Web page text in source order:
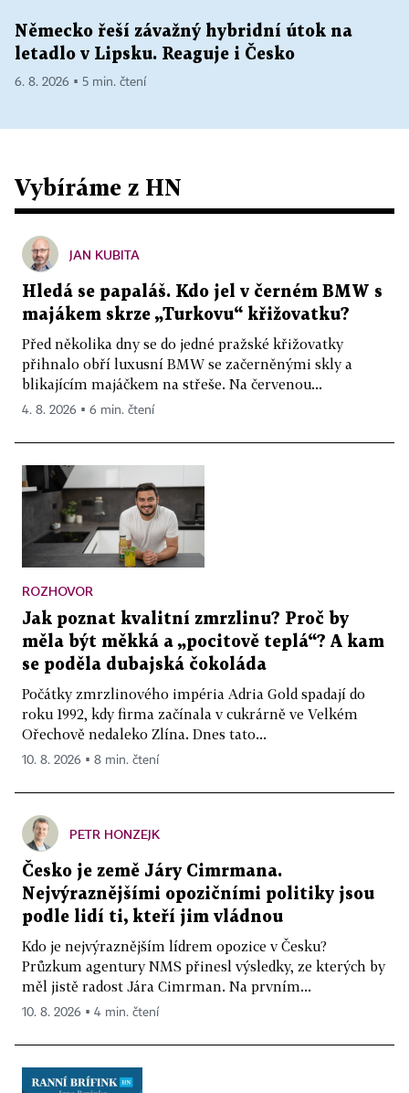
Německo řeší závažný hybridní útok na
letadlo v Lipsku. Reaguje i Česko
6. 8. 2026 ▪ 5 min. čtení
Vybíráme z HN
JAN KUBITA
Hledá se papaláš. Kdo jel v černém BMW s
majákem skrze „Turkovu“ křižovatku?
Před několika dny se do jedné pražské křižovatky
přihnalo obří luxusní BMW se začerněnými skly a
blikajícím majáčkem na střeše. Na červenou...
4. 8. 2026 ▪ 6 min. čtení
ROZHOVOR
Jak poznat kvalitní zmrzlinu? Proč by
měla být měkká a „pocitově teplá“? A kam
se poděla dubajská čokoláda
Počátky zmrzlinového impéria Adria Gold spadají do
roku 1992, kdy firma začínala v cukrárně ve Velkém
Ořechově nedaleko Zlína. Dnes tato...
10. 8. 2026 ▪ 8 min. čtení
PETR HONZEJK
Česko je země Járy Cimrmana.
Nejvýraznějšími opozičními politiky jsou
podle lidí ti, kteří jim vládnou
Kdo je nejvýraznějším lídrem opozice v Česku?
Průzkum agentury NMS přinesl výsledky, ze kterých by
měl jistě radost Jára Cimrman. Na prvním...
10. 8. 2026 ▪ 4 min. čtení